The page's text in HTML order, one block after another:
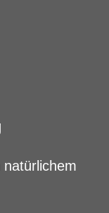
natürlichem